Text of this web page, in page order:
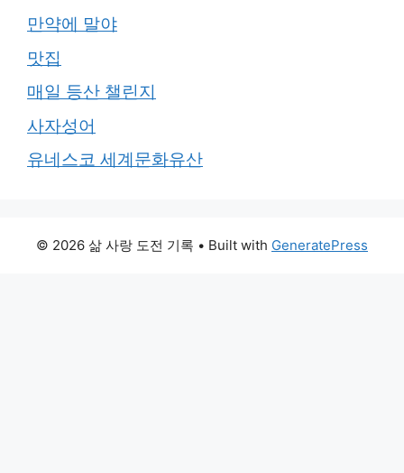
만약에 말야
맛집
매일 등산 챌린지
사자성어
유네스코 세계문화유산
© 2026 삶 사랑 도전 기록 • Built with GeneratePress